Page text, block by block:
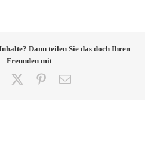
Dann teilen Sie das doch Ihren
Freunden mit
Facebook Pinterest
E-